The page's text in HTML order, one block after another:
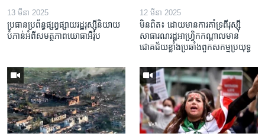
13 មីនា 2025
ប្រធាន​ប្រព័ន្ធ​ផ្សព្វផ្សាយ​រដ្ឋ​រុស្ស៊ី​និយាយ​
បំភាន់​អំពី​សមត្ថភាព​យោធា​អឺរ៉ុប
12 មីនា 2025
មិនពិត៖ ដោយ​មាន​ការគាំទ្រ​ពី​រុស្ស៊ី
សាធារណរដ្ឋ​អាហ្រ្វិក​កណ្តាល​មាន​
ជោគជ័យ​ខ្លាំង​​ប្រឆាំង​ពួក​សកម្ម​ប្រយុទ្ធ